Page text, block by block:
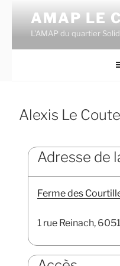
contenu
principal
AMAP LE
L'AMAP du quartier
Alexis Le
Adresse de
Ferme des
1 rue Reinach,